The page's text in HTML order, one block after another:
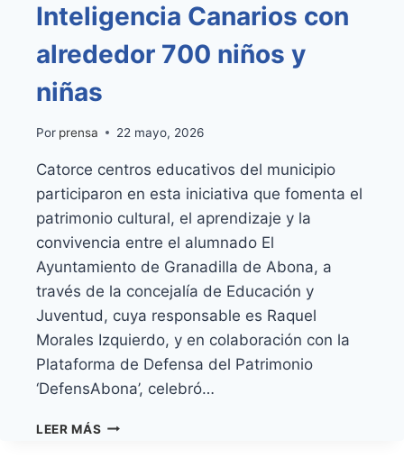
Inteligencia Canarios con
alrededor 700 niños y
niñas
Por prensa 22 mayo, 2026
Catorce centros educativos del municipio
participaron en esta iniciativa que fomenta el
patrimonio cultural, el aprendizaje y la
convivencia entre el alumnado El
Ayuntamiento de Granadilla de Abona, a
través de la concejalía de Educación y
Juventud, cuya responsable es Raquel
Morales Izquierdo, y en colaboración con la
Plataforma de Defensa del Patrimonio
‘DefensAbona’, celebró…
LEER MÁS GRANADILLA